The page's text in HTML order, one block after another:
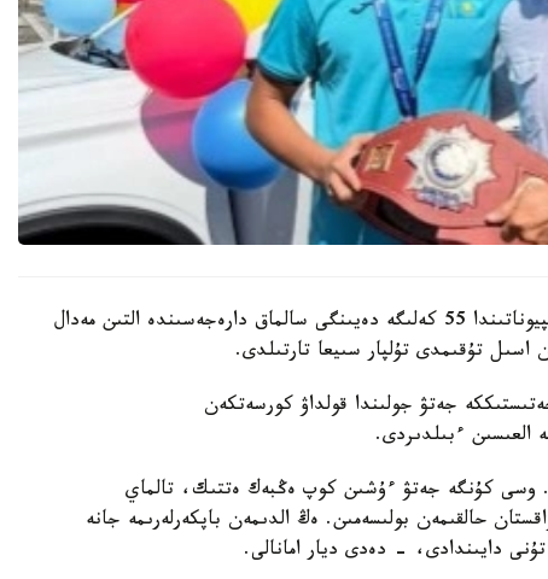
باكۋدە وتكەن جاسوسپىرىمدەر اراسىنداعى الەم چەمپيوناتىندا 55 كەلىگە دەيىنگى سالماق دارەجەسىندە التىن مەدال
تۇقىمدى تۇلپار سىيعا تارتىلدى.
جەتۋ جولىندا قولداۋ كورسەتكەن
العىسىن ءبىلدىردى.
كۇنگە جەتۋ ءۇشىن كوپ ەڭبەك ەتتىك، تالماي
حالقىمەن بولىسەمىن. ەڭ الدىمەن باپكەرلەرىمە جانە
دايىندادى، - دەدى ديار امانالى.